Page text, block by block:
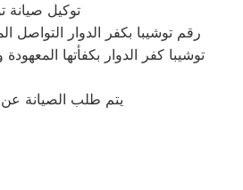
توكيل صيانة
رقم توشيبا بكفر الدوار
توشيبا كفر الدوار بكفأتها
يتم طلب الصيانة عن طريق رقم توكيل توشيبا الموحد